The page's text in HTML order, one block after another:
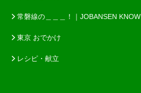
常磐線の＿＿＿！｜JOBANSEN KNOW
東京 おでかけ
レシピ・献立